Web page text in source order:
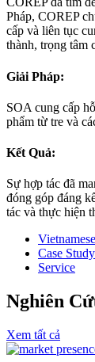
Pháp, COREP
cấp và liên tục
thành, trọng tâm
Giải Pháp:
SOA cung cấp
phẩm từ tre và
Kết Quả:
Sự hợp tác đã
đóng góp đáng
tác và thực hiện
Vietnamese
Case Study
Service
Nghiên
Xem tất cả